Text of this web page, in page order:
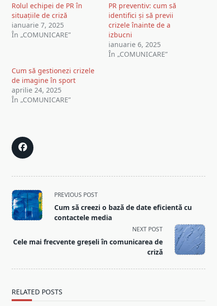
Rolul echipei de PR în
situațiile de criză
ianuarie 7, 2025
În „COMUNICARE”
PR preventiv: cum să
identifici și să previi
crizele înainte de a
izbucni
ianuarie 6, 2025
În „COMUNICARE”
Cum să gestionezi crizele
de imagine în sport
aprilie 24, 2025
În „COMUNICARE”
<span
class="nav-
subtitle
reader-
PREVIOUS POST
Cum să creezi o bază de date eficientă cu
contactele media
NEXT POST
Cele mai frecvente greșeli în comunicarea de
criză
RELATED POSTS